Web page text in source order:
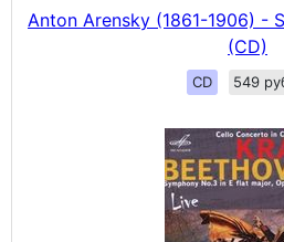
Anton Arensky (1861-1906) -
(CD)
CD 549